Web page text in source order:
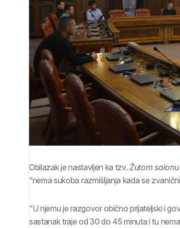
Obilazak je nastavljen ka tzv.Žutom salonu
“nema sukoba razmišljanja kada se
“U njemu je razgovor obično prijateljski i
sastanak traje od 30 do 45 minuta i tu